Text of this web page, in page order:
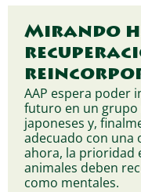
Mirando
AAP espera poder
futuro en un grupo
japoneses y,
adecuado con una
ahora, la prioridad
animales deben
como mentales.